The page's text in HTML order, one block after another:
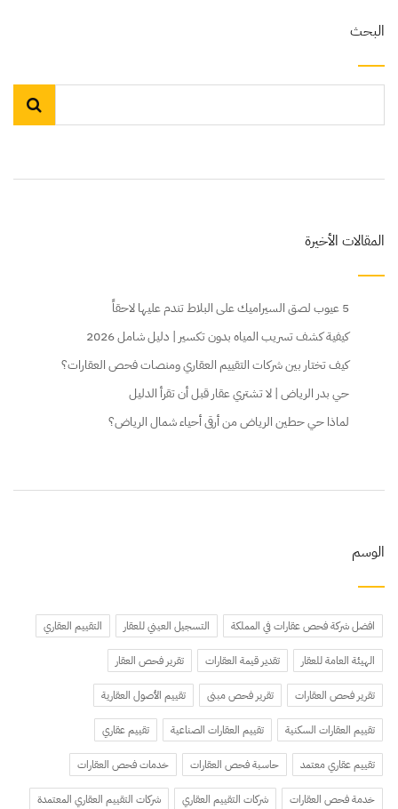
البحث
المقالات الأخيرة
5 عيوب لصق السيراميك على البلاط تندم عليها لاحقاً
كيفية كشف تسريب المياه بدون تكسير | دليل شامل 2026
كيف تختار بين شركات التقييم العقاري ومنصات فحص العقارات؟
حي بدر الرياض | لا تشتري عقار قبل أن تقرأ الدليل
لماذا حي حطين الرياض من أرقى أحياء شمال الرياض؟
الوسم
افضل شركة فحص عقارات في المملكة التسجيل العيني للعقار التقييم العقاري
الهيئة العامة للعقار تقدير قيمة العقارات تقرير فحص العقار
تقرير فحص العقارات تقرير فحص مبنى تقييم الأصول العقارية
تقييم العقارات السكنية تقييم العقارات الصناعية تقييم عقاري
تقييم عقاري معتمد حاسبة فحص العقارات خدمات فحص العقارات
خدمة فحص العقارات شركات التقييم العقاري شركات التقييم العقاري المعتمدة